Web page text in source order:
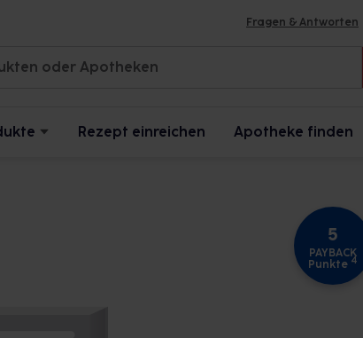
Fragen & Antworten
Rezept einreichen Apotheke finden
5
PAYBACK
Punkte 4